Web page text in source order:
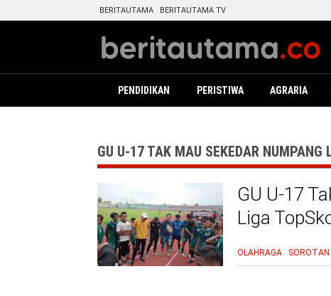
BERITAUTAMA BERITAUTAMA TV
PENDIDIKAN PERISTIWA AGRARIA
GU U-17 TAK MAU SEKEDAR
GU U-17
Liga
OLAHRAGA SOROTAN